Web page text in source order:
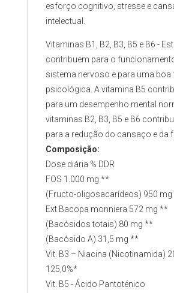
esforço cognitivo, stresse e
intelectual.
Vitaminas B1, B2, B3, B5 e B6 -
contribuem para o
sistema nervoso e para uma boa
psicológica. A vitamina B5
para um desempenho mental
vitaminas B2, B3, B5 e B6
para a redução do cansaço e da
Composição:
Dose diária % DDR
FOS 1.000 mg **
(Fructo-oligosacarídeos) 950
Ext Bacopa monniera 572 mg **
(Bacósidos totais) 80 mg **
(Bacósido A) 31,5 mg **
Vit. B3 – Niacina (Nicotinamida)
125,0%*
Vit. B5 - Ácido Pantoténico